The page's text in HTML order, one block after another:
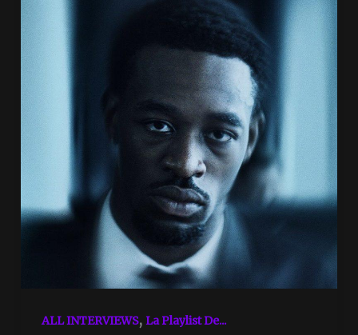
ALL INTERVIEWS, La Playlist De...